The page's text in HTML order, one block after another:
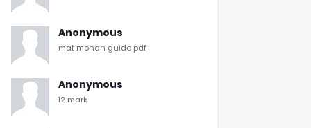
Anonymous
mat mohan guide pdf
Anonymous
12 mark